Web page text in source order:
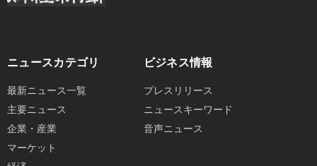
ニュースカテゴリ
最新ニュース一覧
主要ニュース
企業・産業
マーケット
ビジネス情報
プレスリリース
ニュースキーワード
音声ニュース